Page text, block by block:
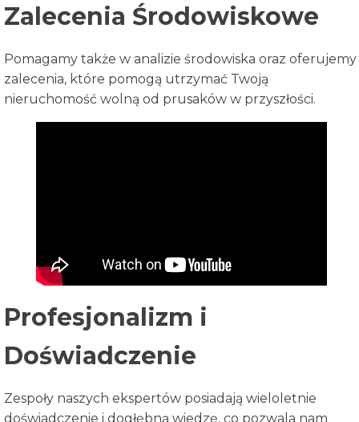
Zalecenia Środowiskowe
Pomagamy także w analizie środowiska oraz oferujemy
zalecenia, które pomogą utrzymać Twoją
nieruchomość wolną od prusaków w przyszłości.
Profesjonalizm i
Doświadczenie
Zespoły naszych ekspertów posiadają wieloletnie
doświadczenie i dogłębną wiedzę, co pozwala nam